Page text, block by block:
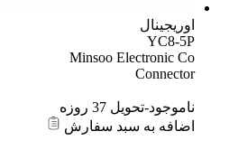
اوریجینال
YC8-5P
Minsoo Electronic Co
Connector
ناموجود-تحویل 37 روزه
اضافه به سبد سفارش